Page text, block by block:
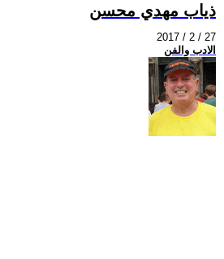
ذياب مهدي محسن
2017 / 2 / 27
الادب والفن